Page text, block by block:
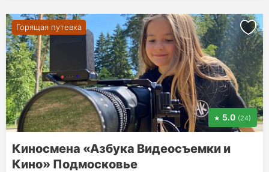
Горящая путевка
5.0 (24)
Киносмена «Азбука Видеосъемки и
Кино» Подмосковье